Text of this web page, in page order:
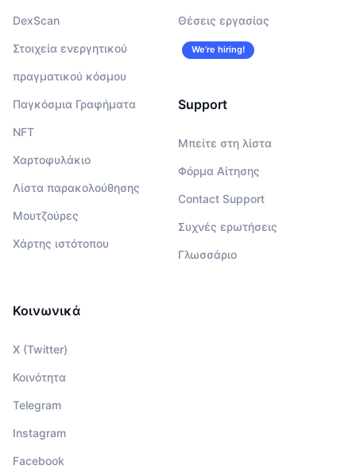
DexScan
Στοιχεία ενεργητικού
πραγματικού κόσμου
Παγκόσμια Γραφήματα
NFT
Χαρτοφυλάκιο
Λίστα παρακολούθησης
Μουτζούρες
Χάρτης ιστότοπου
Θέσεις εργασίας
We’re hiring!
Support
Μπείτε στη λίστα
Φόρμα Αίτησης
Contact Support
Συχνές ερωτήσεις
Γλωσσάριο
Κοινωνικά
X (Twitter)
Κοινότητα
Telegram
Instagram
Facebook